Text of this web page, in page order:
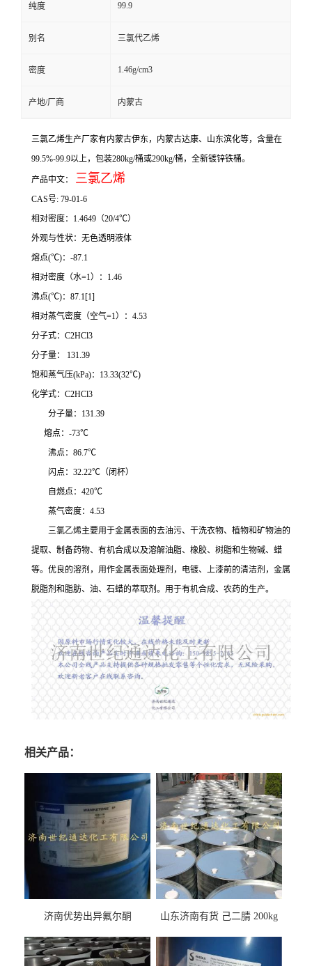
纯度 99.9
别名 三氯代乙烯
密度 1.46g/cm3
产地/厂商 内蒙古
三氯乙烯生产厂家有内蒙古伊东，内蒙古达康、山东滨化等，含量在
99.5%-99.9以上，包装280kg/桶或290kg/桶，全新镀锌铁桶。
产品中文： 三氯乙烯
CAS号: 79-01-6
相对密度：1.4649（20/4℃）
外观与性状：无色透明液体
熔点(℃)：-87.1
相对密度（水=1）：1.46
沸点(℃)：87.1[1]
相对蒸气密度（空气=1）：4.53
分子式：C2HCl3
分子量： 131.39
饱和蒸气压(kPa)：13.33(32℃)
化学式：C2HCl3
分子量：131.39
熔点：-73℃
沸点：86.7℃
闪点：32.22℃（闭杯）
自燃点：420℃
蒸气密度：4.53
三氯乙烯主要用于金属表面的去油污、干洗衣物、植物和矿物油的
提取、制备药物、有机合成以及溶解油脂、橡胶、树脂和生物碱、蜡
等。优良的溶剂，用作金属表面处理剂，电镀、上漆前的清洁剂，金属
脱脂剂和脂肪、油、石蜡的萃取剂。用于有机合成、农药的生产。
相关产品：
济南优势出异氟尔酮
山东济南有货 己二腈 200kg